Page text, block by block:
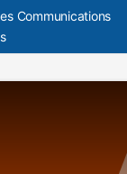
Communications